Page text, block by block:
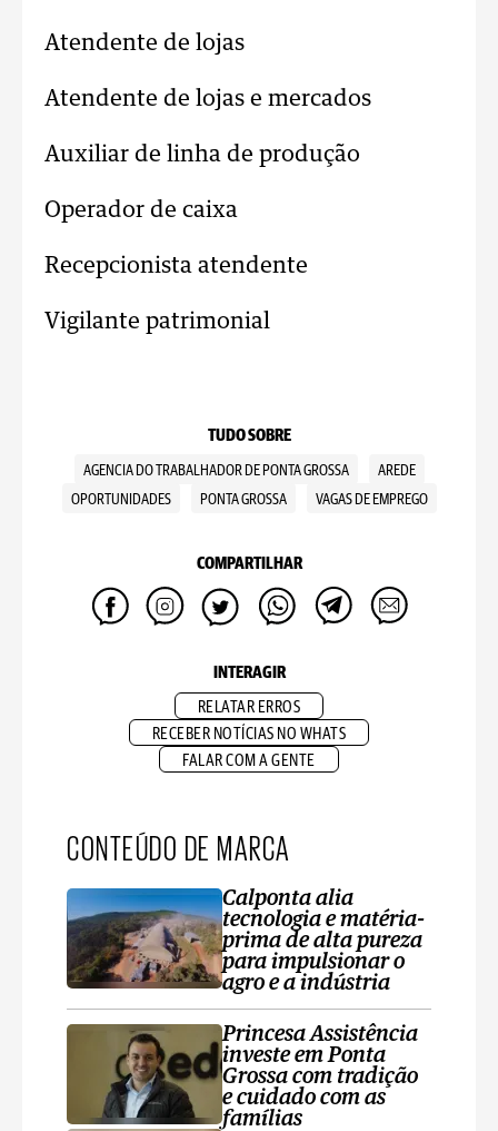
Atendente de lojas
Atendente de lojas e mercados
Auxiliar de linha de produção
Operador de caixa
Recepcionista atendente
Vigilante patrimonial
TUDO SOBRE
AGENCIA DO TRABALHADOR DE PONTA GROSSA
AREDE
OPORTUNIDADES
PONTA GROSSA VAGAS DE EMPREGO
COMPARTILHAR
INTERAGIR
RELATAR ERROS
RECEBER NOTÍCIAS NO WHATS
FALAR COM A GENTE
CONTEÚDO DE MARCA
Calponta alia
tecnologia e matéria-
prima de alta pureza
para impulsionar o
agro e a indústria
Princesa Assistência
investe em Ponta
Grossa com tradição
e cuidado com as
famílias